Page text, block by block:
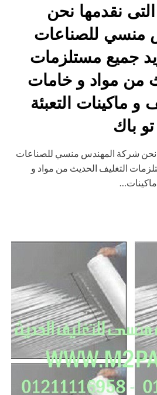
نقدمها نحن
منسي للصناعات
جميع مستلزمات
من مواد و خامات
و ماكينات التعبئة
باك
نحن شركة المهندس منسي للصناعات
التغليف الحديث من مواد و
ماكينات…